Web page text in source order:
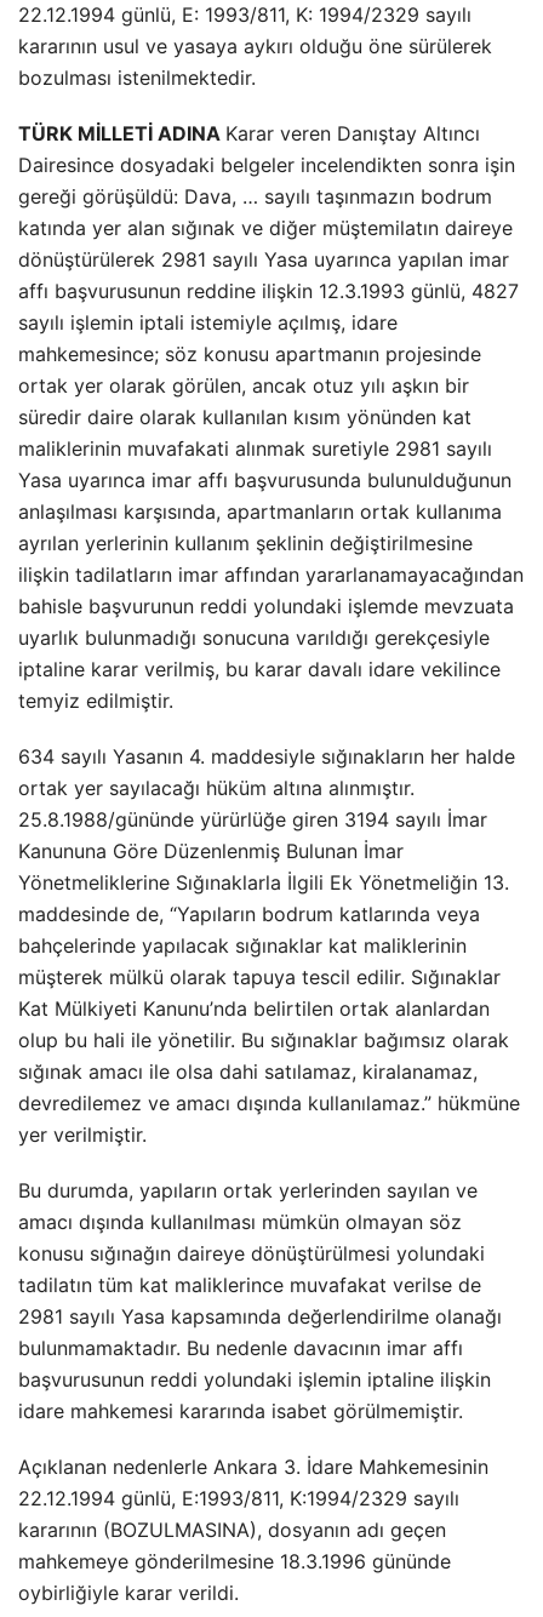
22.12.1994 günlü, E: 1993/811, K: 1994/2329 sayılı
kararının usul ve yasaya aykırı olduğu öne sürülerek
bozulması istenilmektedir.
TÜRK MİLLETİ ADINA Karar veren Danıştay Altıncı
Dairesince dosyadaki belgeler incelendikten sonra işin
gereği görüşüldü: Dava, … sayılı taşınmazın bodrum
katında yer alan sığınak ve diğer müştemilatın daireye
dönüştürülerek 2981 sayılı Yasa uyarınca yapılan imar
affı başvurusunun reddine ilişkin 12.3.1993 günlü, 4827
sayılı işlemin iptali istemiyle açılmış, idare
mahkemesince; söz konusu apartmanın projesinde
ortak yer olarak görülen, ancak otuz yılı aşkın bir
süredir daire olarak kullanılan kısım yönünden kat
maliklerinin muvafakati alınmak suretiyle 2981 sayılı
Yasa uyarınca imar affı başvurusunda bulunulduğunun
anlaşılması karşısında, apartmanların ortak kullanıma
ayrılan yerlerinin kullanım şeklinin değiştirilmesine
ilişkin tadilatların imar affından yararlanamayacağından
bahisle başvurunun reddi yolundaki işlemde mevzuata
uyarlık bulunmadığı sonucuna varıldığı gerekçesiyle
iptaline karar verilmiş, bu karar davalı idare vekilince
temyiz edilmiştir.
634 sayılı Yasanın 4. maddesiyle sığınakların her halde
ortak yer sayılacağı hüküm altına alınmıştır.
25.8.1988/gününde yürürlüğe giren 3194 sayılı İmar
Kanununa Göre Düzenlenmiş Bulunan İmar
Yönetmeliklerine Sığınaklarla İlgili Ek Yönetmeliğin 13.
maddesinde de, “Yapıların bodrum katlarında veya
bahçelerinde yapılacak sığınaklar kat maliklerinin
müşterek mülkü olarak tapuya tescil edilir. Sığınaklar
Kat Mülkiyeti Kanunu’nda belirtilen ortak alanlardan
olup bu hali ile yönetilir. Bu sığınaklar bağımsız olarak
sığınak amacı ile olsa dahi satılamaz, kiralanamaz,
devredilemez ve amacı dışında kullanılamaz.” hükmüne
yer verilmiştir.
Bu durumda, yapıların ortak yerlerinden sayılan ve
amacı dışında kullanılması mümkün olmayan söz
konusu sığınağın daireye dönüştürülmesi yolundaki
tadilatın tüm kat maliklerince muvafakat verilse de
2981 sayılı Yasa kapsamında değerlendirilme olanağı
bulunmamaktadır. Bu nedenle davacının imar affı
başvurusunun reddi yolundaki işlemin iptaline ilişkin
idare mahkemesi kararında isabet görülmemiştir.
Açıklanan nedenlerle Ankara 3. İdare Mahkemesinin
22.12.1994 günlü, E:1993/811, K:1994/2329 sayılı
kararının (BOZULMASINA), dosyanın adı geçen
mahkemeye gönderilmesine 18.3.1996 gününde
oybirliğiyle karar verildi.